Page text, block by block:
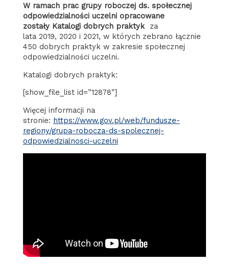
W ramach prac grupy roboczej ds. społecznej
odpowiedzialności uczelni opracowane
zostały Katalogi dobrych praktyk
za
lata 2019, 2020 i 2021, w których zebrano łącznie
450 dobrych praktyk w zakresie społecznej
odpowiedzialności uczelni.
Katalogi dobrych praktyk:
[show_file_list id=”12878″]
Więcej informacji na
stronie: https://www.gov.pl/web/fundusze-
regiony/grupa-robocza-ds-spolecznej-
odpowiedzialnosci-uczelni